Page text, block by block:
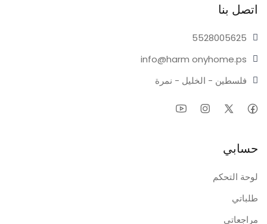
اتصل بنا
05625
55280
info@harm onyhome.ps
فلسطين - الخليل - نمرة
حسابي
لوحة التحكم
طلباتي
مراجعاتي